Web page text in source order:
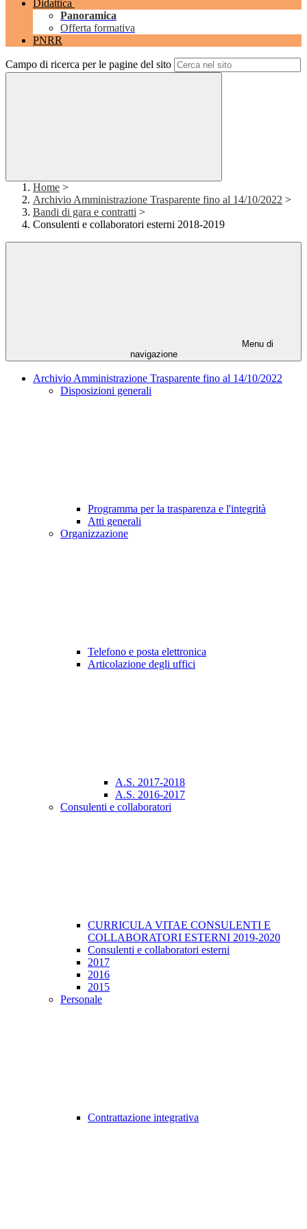
Didattica
Panoramica
Offerta formativa
PNRR
Campo di ricerca per le pagine del sito
Home >
Archivio Amministrazione Trasparente fino al 14/10/2022 >
Bandi di gara e contratti >
Consulenti e collaboratori esterni 2018-2019
Menu di
navigazione
Archivio Amministrazione Trasparente fino al 14/10/2022
Disposizioni generali
Programma per la trasparenza e l'integrità
Atti generali
Organizzazione
Telefono e posta elettronica
Articolazione degli uffici
A.S. 2017-2018
A.S. 2016-2017
Consulenti e collaboratori
CURRICULA VITAE CONSULENTI E
COLLABORATORI ESTERNI 2019-2020
Consulenti e collaboratori esterni
2017
2016
2015
Personale
Contrattazione integrativa